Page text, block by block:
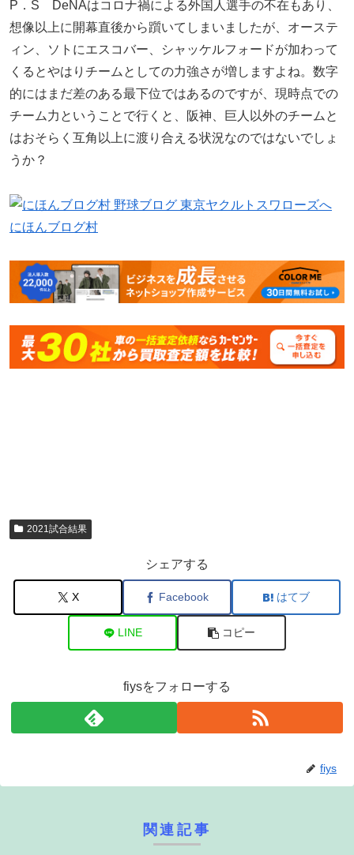
P．S DeNAはコロナ禍による外国人選手の不在もあり、
想像以上に開幕直後から躓いてしまいましたが、オーステ
ィン、ソトにエスコバー、シャッケルフォードが加わって
くるとやはりチームとしての力強さが増しますよね。数字
的にはまだ差のある最下位ではあるのですが、現時点での
チーム力ということで行くと、阪神、巨人以外のチームと
はおそらく互角以上に渡り合える状況なのではないでしょ
うか？
にほんブログ村
2021試合結果
シェアする
X Facebook はてブ
LINE コピー
fiysをフォローする
fiys
関連記事